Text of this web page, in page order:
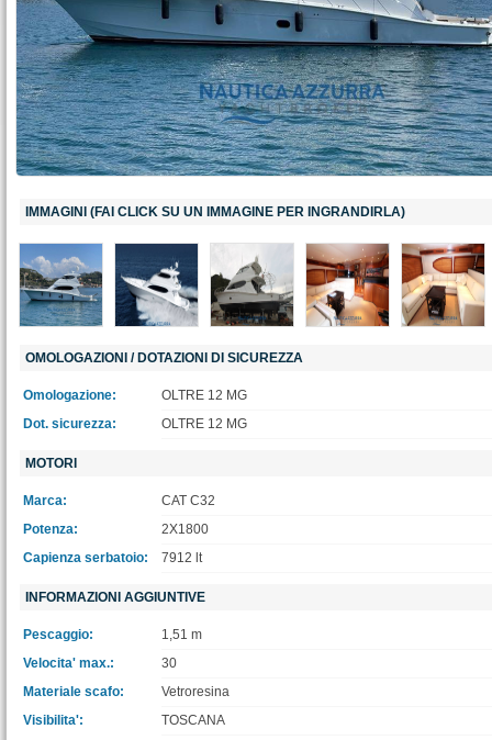
IMMAGINI (FAI CLICK SU UN IMMAGINE PER INGRANDIRLA)
OMOLOGAZIONI / DOTAZIONI DI SICUREZZA
Omologazione:
OLTRE 12 MG
Dot. sicurezza:
OLTRE 12 MG
MOTORI
Marca:
CAT C32
Potenza:
2X1800
Capienza serbatoio:
7912 lt
INFORMAZIONI AGGIUNTIVE
Pescaggio:
1,51 m
Velocita' max.:
30
Materiale scafo:
Vetroresina
Visibilita':
TOSCANA